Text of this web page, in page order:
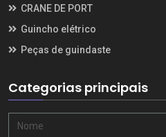
CRANE DE PORT
Guincho elétrico
Peças de guindaste
Categorias principais